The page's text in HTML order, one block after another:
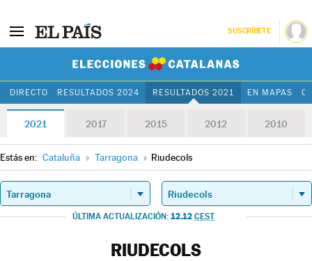
SUSCRÍBETE
DIRECTO RESULTADOS 2024 RESULTADOS 2021 EN MAPAS
2021 2017 2015 2012 2010
Estás en: Cataluña » Tarragona » Riudecols
ÚLTIMA ACTUALIZACIÓN: 12.12 CEST
RIUDECOLS